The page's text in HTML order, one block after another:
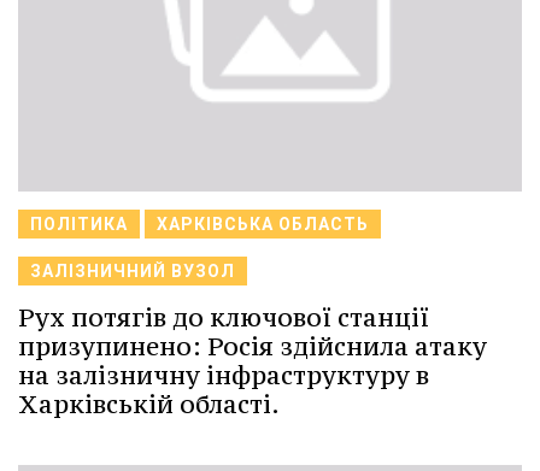
ПОЛІТИКА ХАРКІВСЬКА ОБЛАСТЬ
ЗАЛІЗНИЧНИЙ ВУЗОЛ
Рух потягів до ключової станції
призупинено: Росія здійснила атаку
на залізничну інфраструктуру в
Харківській області.